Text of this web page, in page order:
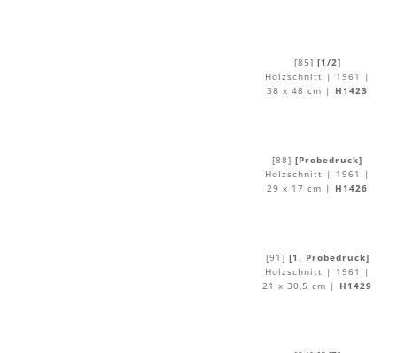
[85] [1/2]
Holzschnitt | 1961 |
38 x 48 cm |
H1423
[88] [Probedruck]
Holzschnitt | 1961 |
29 x 17 cm |
H1426
[91] [1. Probedruck]
Holzschnitt | 1961 |
21 x 30,5 cm |
H1429